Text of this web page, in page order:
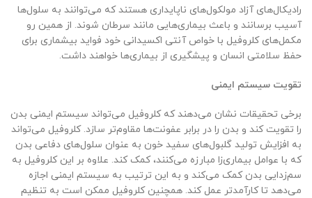
رادیکال‌های آزاد مولکول‌های ناپایداری هستند که می‌توانند به سلول‌ها
آسیب برسانند و باعث بیماری‌هایی مانند سرطان شوند. از همین رو
مکمل‌های کلروفیل با خواص آنتی اکسیدانی خود فواید بیشماری برای
حفظ سلامتی انسان و پیشگیری از بیماری‌ها خواهند داشت.
تقویت سیستم ایمنی
برخی تحقیقات نشان می‌دهند که کلروفیل می‌تواند سیستم ایمنی بدن
را تقویت کند و بدن را در برابر عفونت‌ها مقاوم‌تر سازد. کلروفیل می‌تواند
به افزایش تولید گلبول‌های سفید خون به عنوان سلول‌های دفاعی بدن
که با عوامل بیماری‌زا مبارزه می‌کنند، کمک کند. علاوه بر این کلروفیل به
سم‌زدایی بدن کمک می‌کند و به این ترتیب به سیستم ایمنی اجازه
می‌دهد تا کارآمدتر عمل کند. همچنین کلروفیل ممکن است به تنظیم